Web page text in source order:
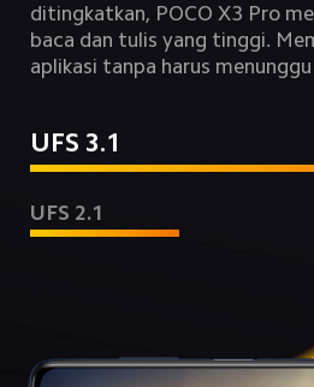
ditingkatkan, POCO X3 Pro
baca dan tulis yang tinggi.
aplikasi tanpa harus
UFS 3.1
UFS 2.1